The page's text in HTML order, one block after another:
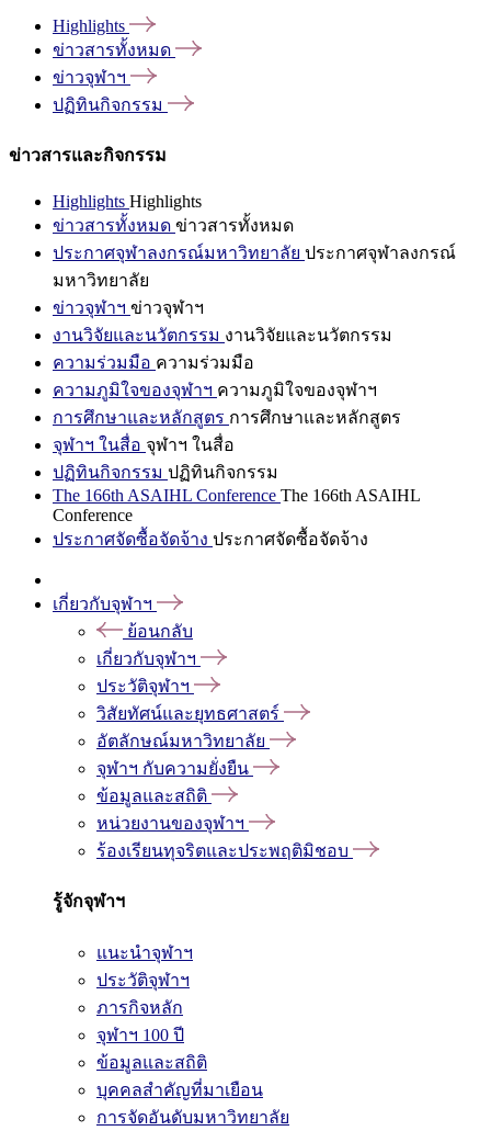
Highlights
ข่าวสารทั้งหมด
ข่าวจุฬาฯ
ปฏิทินกิจกรรม
ข่าวสารและกิจกรรม
Highlights Highlights
ข่าวสารทั้งหมด ข่าวสารทั้งหมด
ประกาศจุฬาลงกรณ์มหาวิทยาลัย ประกาศจุฬาลงกรณ์
มหาวิทยาลัย
ข่าวจุฬาฯ ข่าวจุฬาฯ
งานวิจัยและนวัตกรรม งานวิจัยและนวัตกรรม
ความร่วมมือ ความร่วมมือ
ความภูมิใจของจุฬาฯ ความภูมิใจของจุฬาฯ
การศึกษาและหลักสูตร การศึกษาและหลักสูตร
จุฬาฯ ในสื่อ จุฬาฯ ในสื่อ
ปฏิทินกิจกรรม ปฏิทินกิจกรรม
The 166th ASAIHL Conference The 166th ASAIHL
Conference
ประกาศจัดซื้อจัดจ้าง ประกาศจัดซื้อจัดจ้าง
เกี่ยวกับจุฬาฯ
ย้อนกลับ
เกี่ยวกับจุฬาฯ
ประวัติจุฬาฯ
วิสัยทัศน์และยุทธศาสตร์
อัตลักษณ์มหาวิทยาลัย
จุฬาฯ กับความยั่งยืน
ข้อมูลและสถิติ
หน่วยงานของจุฬาฯ
ร้องเรียนทุจริตและประพฤติมิชอบ
รู้จักจุฬาฯ
แนะนำจุฬาฯ
ประวัติจุฬาฯ
ภารกิจหลัก
จุฬาฯ 100 ปี
ข้อมูลและสถิติ
บุคคลสำคัญที่มาเยือน
การจัดอันดับมหาวิทยาลัย